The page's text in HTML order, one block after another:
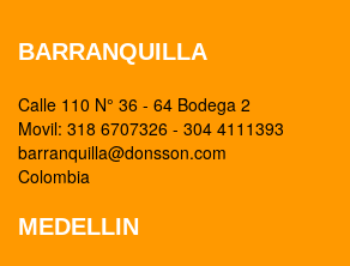
BARRANQUILLA
Calle 110 N° 36 - 64 Bodega 2
Movil: 318 6707326 - 304 4111393
barranquilla@donsson.com
Colombia
MEDELLIN